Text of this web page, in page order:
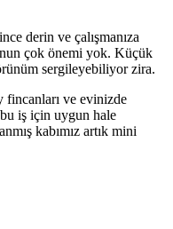
derin ve çalışmanıza
çok önemi yok. Küçük
sergileyebiliyor zira.
fincanları ve evinizde
iş için uygun hale
kabımız artık mini